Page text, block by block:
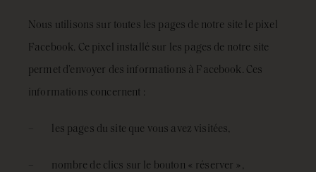
Nous utilisons sur toutes les pages de notre site le pixel
Facebook. Ce pixel installé sur les pages de notre site
permet d’envoyer des informations à Facebook. Ces
informations concernent :
– les pages du site que vous avez visitées,
– nombre de clics sur le bouton « réserver »,